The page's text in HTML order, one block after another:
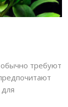
требуют